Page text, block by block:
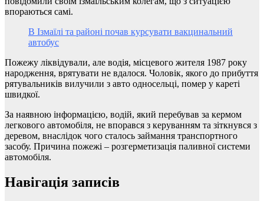
впораються самі.
В Ізмаїлі та районі почав курсувати вакцинальний
автобус
Пожежу ліквідували, але водія, місцевого жителя 1987 року
народження, врятувати не вдалося. Чоловік, якого до прибуття
рятувальників вилучили з авто односельці, помер у кареті
швидкої.
За наявною інформацією, водій, який перебував за кермом
легкового автомобіля, не впорався з керуванням та зіткнувся з
деревом, внаслідок чого сталось займання транспортного
засобу. Причина пожежі – розгерметизація паливної системи
автомобіля.
Навігація записів